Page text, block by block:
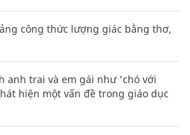
công thức lượng giác bằng thơ,
anh trai và em gái như 'chó với
hiện một vấn đề trong giáo dục